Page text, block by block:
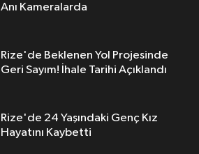
Anı Kameralarda
Rize'de Beklenen Yol Projesinde
Geri Sayım! İhale Tarihi Açıklandı
Rize'de 24 Yaşındaki Genç Kız
Hayatını Kaybetti